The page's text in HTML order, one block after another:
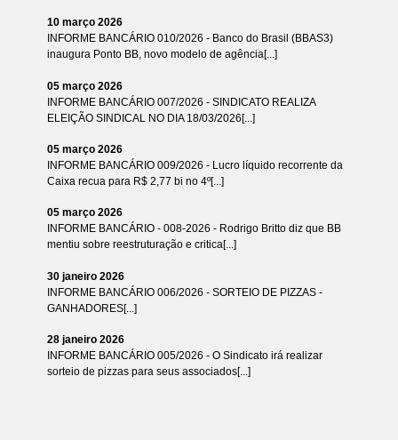
10 março 2026
INFORME BANCÁRIO 010/2026 - Banco do Brasil (BBAS3)
inaugura Ponto BB, novo modelo de agência[...]
05 março 2026
INFORME BANCÁRIO 007/2026 - SINDICATO REALIZA
ELEIÇÃO SINDICAL NO DIA 18/03/2026[...]
05 março 2026
INFORME BANCÁRIO 009/2026 - Lucro líquido recorrente da
Caixa recua para R$ 2,77 bi no 4º[...]
05 março 2026
INFORME BANCÁRIO - 008-2026 - Rodrigo Britto diz que BB
mentiu sobre reestruturação e critica[...]
30 janeiro 2026
INFORME BANCÁRIO 006/2026 - SORTEIO DE PIZZAS -
GANHADORES[...]
28 janeiro 2026
INFORME BANCÁRIO 005/2026 - O Sindicato irá realizar
sorteio de pizzas para seus associados[...]